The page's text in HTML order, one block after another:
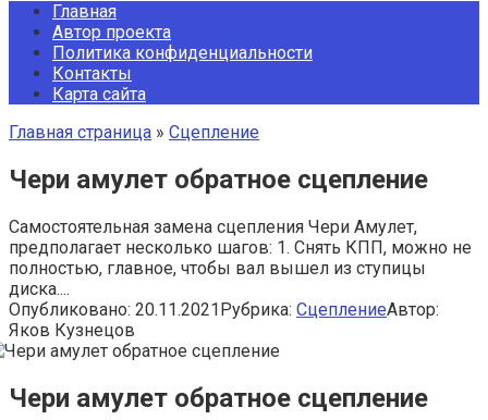
Главная
Автор проекта
Политика конфиденциальности
Контакты
Карта сайта
Главная страница » Сцепление
Чери амулет обратное сцепление
Самостоятельная замена сцепления Чери Амулет,
предполагает несколько шагов: 1. Снять КПП, можно не
полностью, главное, чтобы вал вышел из ступицы
диска....
Опубликовано: 20.11.2021Рубрика: СцеплениеАвтор:
Яков Кузнецов
Чери амулет обратное сцепление